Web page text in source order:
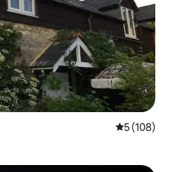
5 (108)